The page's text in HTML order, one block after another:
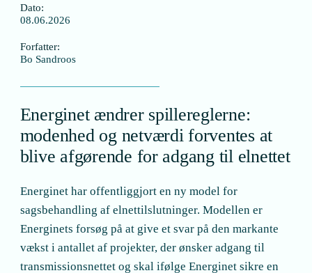
Dato:
08.06.2026
Forfatter:
Bo Sandroos
Energinet ændrer spillereglerne:
modenhed og netværdi forventes at
blive afgørende for adgang til elnettet
Energinet har offentliggjort en ny model for
sagsbehandling af elnettilslutninger. Modellen er
Energinets forsøg på at give et svar på den markante
vækst i antallet af projekter, der ønsker adgang til
transmissionsnettet og skal ifølge Energinet sikre en